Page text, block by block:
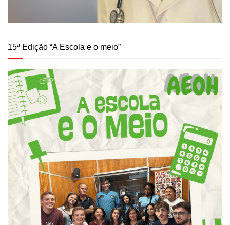
15ª Edição “A Escola e o meio”